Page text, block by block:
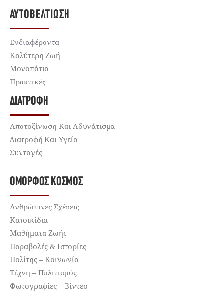
ΑΥΤΟΒΕΛΤΊΩΣΗ
Ενδιαφέροντα
Καλύτερη Ζωή
Μονοπάτια
Πρακτικές
ΔΙΑΤΡΟΦΉ
Αποτοξίνωση Και Αδυνάτισμα
Διατροφή Και Υγεία
Συνταγές
ΌΜΟΡΦΟΣ ΚΌΣΜΟΣ
Ανθρώπινες Σχέσεις
Κατοικίδια
Μαθήματα Ζωής
Παραβολές & Ιστορίες
Πολίτης – Κοινωνία
Τέχνη – Πολιτισμός
Φωτογραφίες – Βίντεο